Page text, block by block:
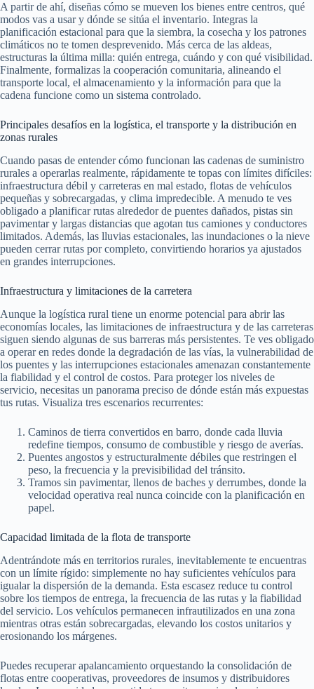
A partir de ahí, diseñas cómo se mueven los bienes entre centros, qué
modos vas a usar y dónde se sitúa el inventario. Integras la
planificación estacional para que la siembra, la cosecha y los patrones
climáticos no te tomen desprevenido. Más cerca de las aldeas,
estructuras la última milla: quién entrega, cuándo y con qué visibilidad.
Finalmente, formalizas la cooperación comunitaria, alineando el
transporte local, el almacenamiento y la información para que la
cadena funcione como un sistema controlado.
Principales desafíos en la logística, el transporte y la distribución en
zonas rurales
Cuando pasas de entender cómo funcionan las cadenas de suministro
rurales a operarlas realmente, rápidamente te topas con límites difíciles:
infraestructura débil y carreteras en mal estado, flotas de vehículos
pequeñas y sobrecargadas, y clima impredecible. A menudo te ves
obligado a planificar rutas alrededor de puentes dañados, pistas sin
pavimentar y largas distancias que agotan tus camiones y conductores
limitados. Además, las lluvias estacionales, las inundaciones o la nieve
pueden cerrar rutas por completo, convirtiendo horarios ya ajustados
en grandes interrupciones.
Infraestructura y limitaciones de la carretera
Aunque la logística rural tiene un enorme potencial para abrir las
economías locales, las limitaciones de infraestructura y de las carreteras
siguen siendo algunas de sus barreras más persistentes. Te ves obligado
a operar en redes donde la degradación de las vías, la vulnerabilidad de
los puentes y las interrupciones estacionales amenazan constantemente
la fiabilidad y el control de costos. Para proteger los niveles de
servicio, necesitas un panorama preciso de dónde están más expuestas
tus rutas. Visualiza tres escenarios recurrentes:
Caminos de tierra convertidos en barro, donde cada lluvia
redefine tiempos, consumo de combustible y riesgo de averías.
Puentes angostos y estructuralmente débiles que restringen el
peso, la frecuencia y la previsibilidad del tránsito.
Tramos sin pavimentar, llenos de baches y derrumbes, donde la
velocidad operativa real nunca coincide con la planificación en
papel.
Capacidad limitada de la flota de transporte
Adentrándote más en territorios rurales, inevitablemente te encuentras
con un límite rígido: simplemente no hay suficientes vehículos para
igualar la dispersión de la demanda. Esta escasez reduce tu control
sobre los tiempos de entrega, la frecuencia de las rutas y la fiabilidad
del servicio. Los vehículos permanecen infrautilizados en una zona
mientras otras están sobrecargadas, elevando los costos unitarios y
erosionando los márgenes.
Puedes recuperar apalancamiento orquestando la consolidación de
flotas entre cooperativas, proveedores de insumos y distribuidores